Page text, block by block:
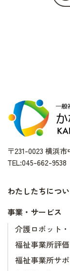
〒231-0023 横浜
TEL:045-662-9538
わたしたちにつ
事業・サービス
介護ロボット
福祉事業所評価
福祉事業所サ